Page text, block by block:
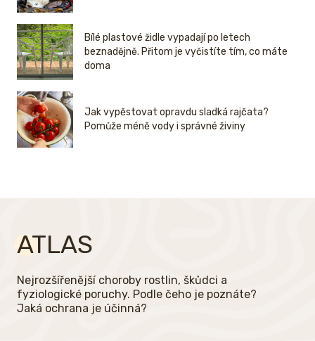
Bílé plastové židle vypadají po letech
beznadějně. Přitom je vyčistíte tím, co máte
doma
Jak vypěstovat opravdu sladká rajčata?
Pomůže méně vody i správné živiny
ATLAS
Nejrozšířenější choroby rostlin, škůdci a
fyziologické poruchy. Podle čeho je poznáte?
Jaká ochrana je účinná?